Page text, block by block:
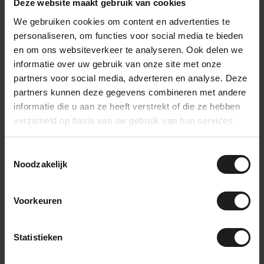
Deze website maakt gebruik van cookies
We gebruiken cookies om content en advertenties te
personaliseren, om functies voor social media te bieden
en om ons websiteverkeer te analyseren. Ook delen we
informatie over uw gebruik van onze site met onze
partners voor social media, adverteren en analyse. Deze
partners kunnen deze gegevens combineren met andere
informatie die u aan ze heeft verstrekt of die ze hebben
verzameld op basis van uw gebruik van hun services.
Noodzakelijk
Voorkeuren
Statistieken
(25m lengte)
Op voorraad
Zelfklevend klittenband op rol -
25mm breed
Op voorraad
Vragen over dit
Jarno adviseert je graag! Bel naar
neem contact op.
Recent bekeken